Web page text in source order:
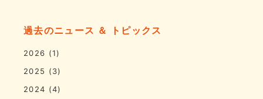
過去のニュース ＆ トピックス
2026 (1)
2025 (3)
2024 (4)